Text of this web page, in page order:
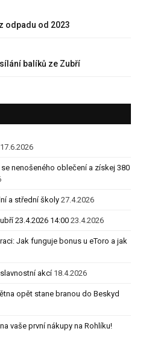
odpadu od 2023
balíků ze Zubří
17.6.2026
nenošeného oblečení a získej 380
a střední školy 27.4.2026
23.4.2026 14:00 23.4.2026
Jak funguje bonus u eToro a jak
akcí 18.4.2026
opět stane branou do Beskyd
vaše první nákupy na Rohlíku!